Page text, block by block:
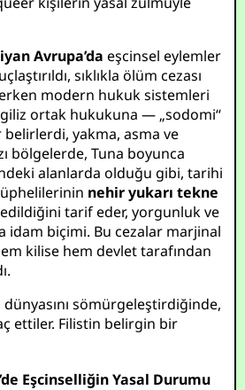
Avrupa’da eşcinsel eylemler
sıklıkla ölüm cezası
modern hukuk sistemleri
ortak hukukuna — „sodomi“
yakma, asma ve
bölgelerde, Tuna boyunca
alanlarda olduğu gibi, tarihi
nehir yukarı tekne
tarif eder, yorgunluk ve
idam biçimi. Bu cezalar marjinal
kilise hem devlet tarafından
sömürgeleştirdiğinde,
ettiler. Filistin belirgin bir
Eşcinselliğin Yasal Durumu